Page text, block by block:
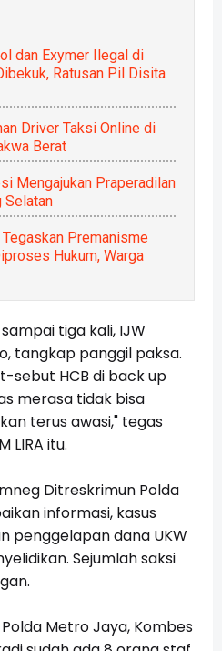
dan Exymer Ilegal di
Ratusan Pil Disita
Driver Taksi Online di
Berat
Mengajukan Praperadilan
Selatan
Premanisme
Hukum, Warga
tiga kali, IJW
tangkap panggil paksa.
sebut HCB di back up
merasa tidak bisa
terus awasi," tegas
LIRA itu.
Ditreskrimun Polda
informasi, kasus
penggelapan dana UKW
Sejumlah saksi
Metro Jaya, Kombes